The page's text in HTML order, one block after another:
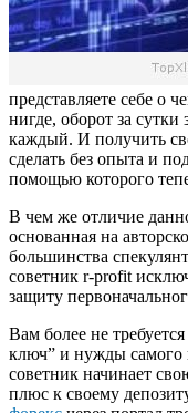
представляете себе о
нигде, оборот за
каждый. И получить
сделать без опыта и
помощью которого
В чем же отличие
основанная на
большинства
советник r-profit
защиту
Вам более не
ключ” и нужды самого
советник начинает
плюс к своему